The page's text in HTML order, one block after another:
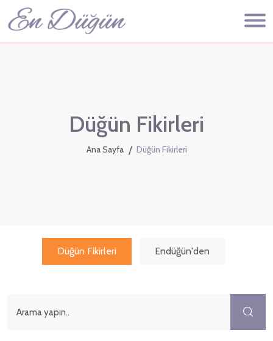
Düğün Fikirleri
Ana Sayfa Düğün Fikirleri
Düğün Fikirleri Endüğün'den